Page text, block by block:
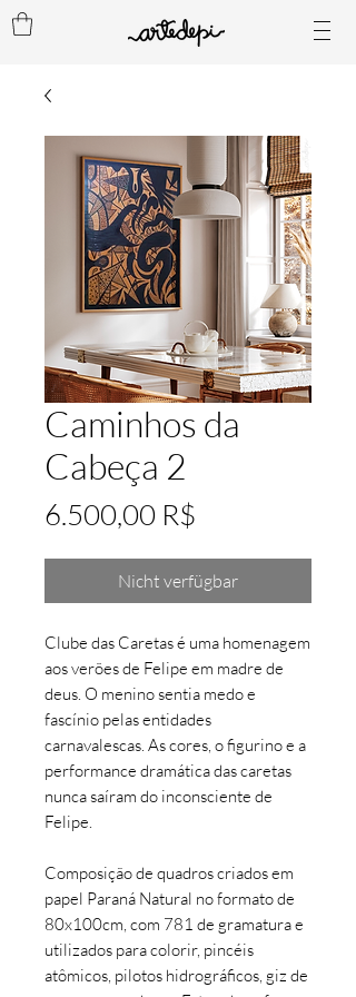
Caminhos da
Cabeça 2
6.500,00 R$
Nicht verfügbar
Clube das Caretas é uma homenagem
aos verões de Felipe em madre de
deus. O menino sentia medo e
fascínio pelas entidades
carnavalescas. As cores, o figurino e a
performance dramática das caretas
nunca saíram do inconsciente de
Felipe.
Composição de quadros criados em
papel Paraná Natural no formato de
80x100cm, com 781 de gramatura e
utilizados para colorir, pincéis
atômicos, pilotos hidrográficos, giz de